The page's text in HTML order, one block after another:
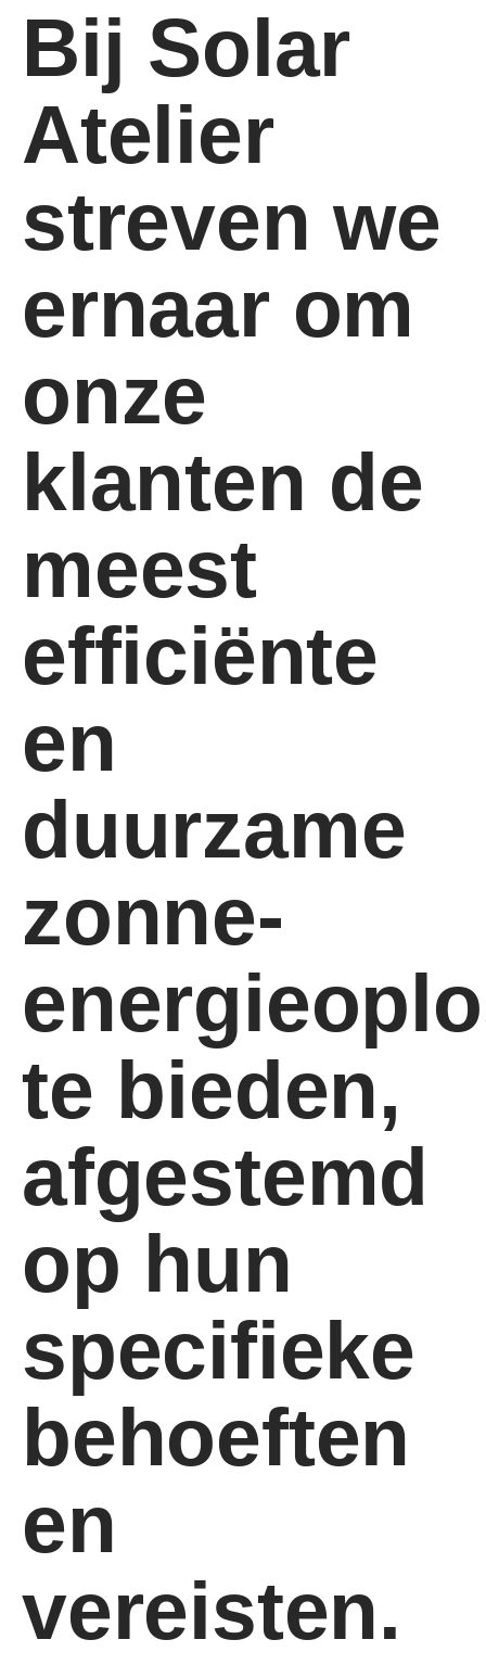
Bij Solar
Atelier
streven we
ernaar om
onze
klanten de
meest
efficiënte
en
duurzame
zonne-
te bieden,
afgestemd
op hun
specifieke
behoeften
en
vereisten.